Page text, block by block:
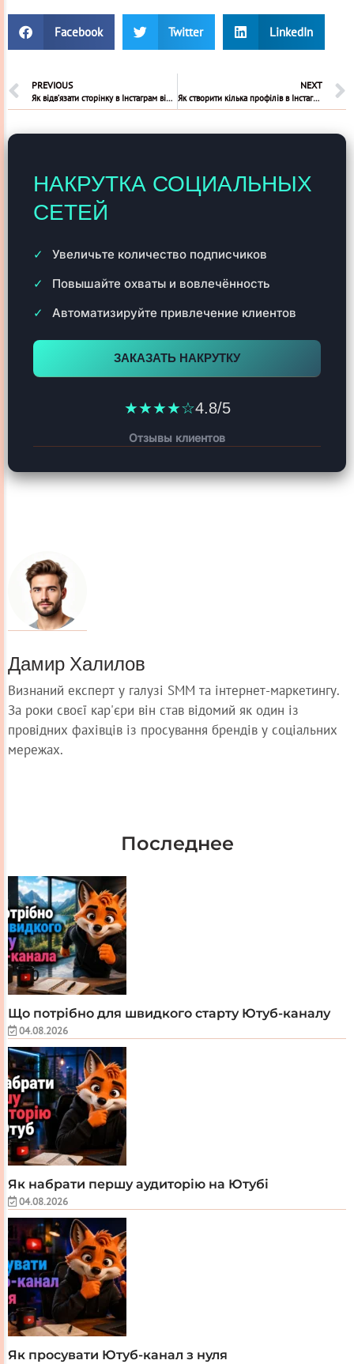
Facebook Twitter LinkedIn
PREVIOUS
Як відв’язати сторінку в Інстаграм від Фейсбук
NEXT
Як створити кілька профілів в Інстаграмі
НАКРУТКА СОЦИАЛЬНЫХ
СЕТЕЙ
Увеличьте количество подписчиков
Повышайте охваты и вовлечённость
Автоматизируйте привлечение клиентов
ЗАКАЗАТЬ НАКРУТКУ
★★★★☆4.8/5
Отзывы клиентов
Дамир Халилов
Визнаний експерт у галузі SMM та інтернет-маркетингу.
За роки своєї кар'єри він став відомий як один із
провідних фахівців із просування брендів у соціальних
мережах.
Последнее
Що потрібно для швидкого старту Ютуб-каналу
04.08.2026
Як набрати першу аудиторію на Ютубі
04.08.2026
Як просувати Ютуб-канал з нуля